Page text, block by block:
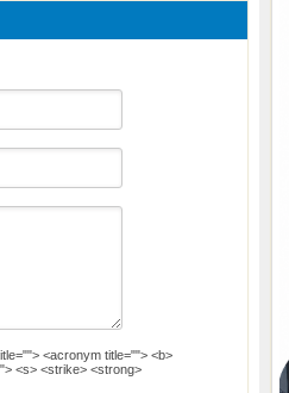
<acronym title=""> <b>
<s> <strike> <strong>